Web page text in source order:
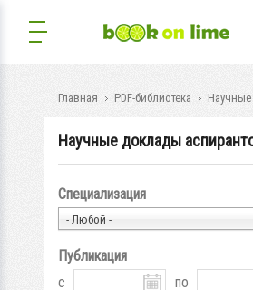
Главная PDF-библиотека Научные
Научные доклады
Специализация
- Любой -
Публикация
с
по